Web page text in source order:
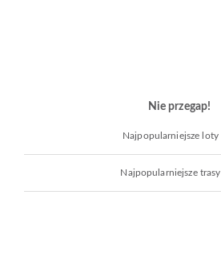
Nie przegap!
Najpopularniejsze loty
Najpopularniejsze trasy